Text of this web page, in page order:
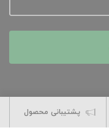
پشتیبانی محصول